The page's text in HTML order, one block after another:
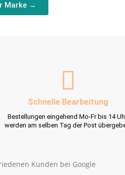
Marke →
Schnelle Bearbeitung
Bestellungen eingehend Mo-Fr bis 14
werden am selben Tag der Post
Kunden bei Google